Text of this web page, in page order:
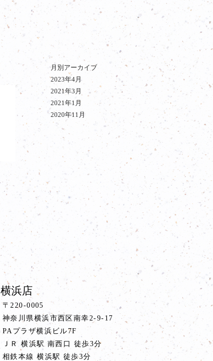
月別アーカイブ
2023年4月
2021年3月
2021年1月
2020年11月
浜店
〒220-0005
神奈川県横浜市西区南幸2-9-17
PAプラザ横浜ビル7F
ＪＲ 横浜駅 南西口 徒歩3分
相鉄本線 横浜駅 徒歩3分